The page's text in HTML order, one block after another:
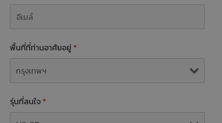
พื้นที่ที่ท่านอาศัยอยู่ *
รุ่นที่สนใจ *